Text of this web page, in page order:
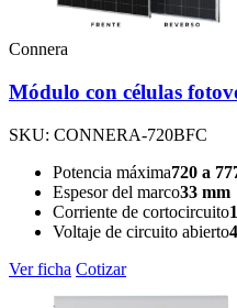
Connera
Módulo con células
SKU: CONNERA-720BFC
Potencia máxima720 a
Espesor del marco33 mm
Corriente de cortocircuito
Voltaje de circuito abierto
Ver ficha Cotizar